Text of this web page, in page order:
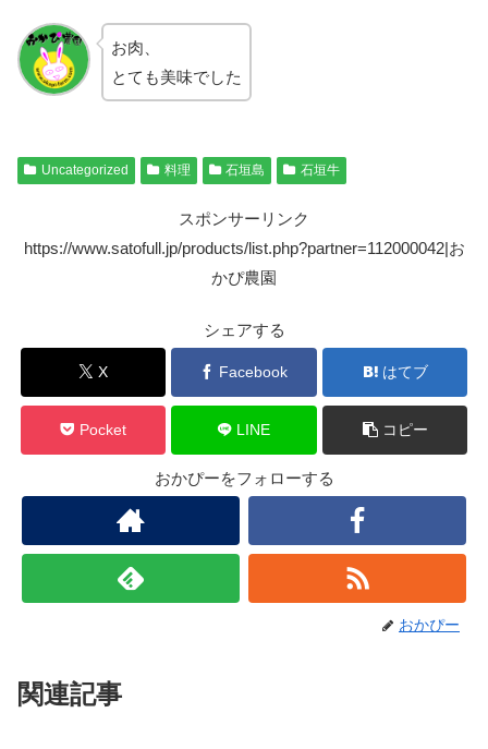
お肉、
とても美味でした
Uncategorized 料理 石垣島 石垣牛
スポンサーリンク
https://www.satofull.jp/products/list.php?partner=112000042|お
かぴ農園
シェアする
X Facebook はてブ
Pocket LINE コピー
おかぴーをフォローする
おかぴー
関連記事